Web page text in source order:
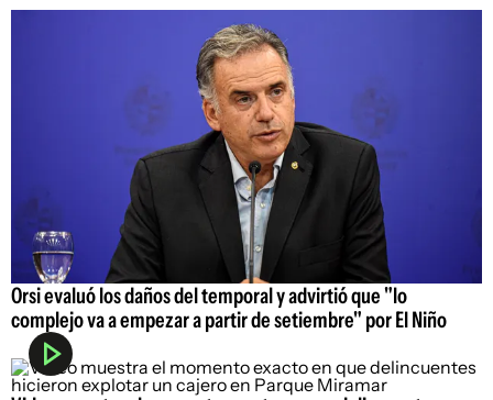
Orsi evaluó los daños del temporal y advirtió que "lo
complejo va a empezar a partir de setiembre" por El Niño